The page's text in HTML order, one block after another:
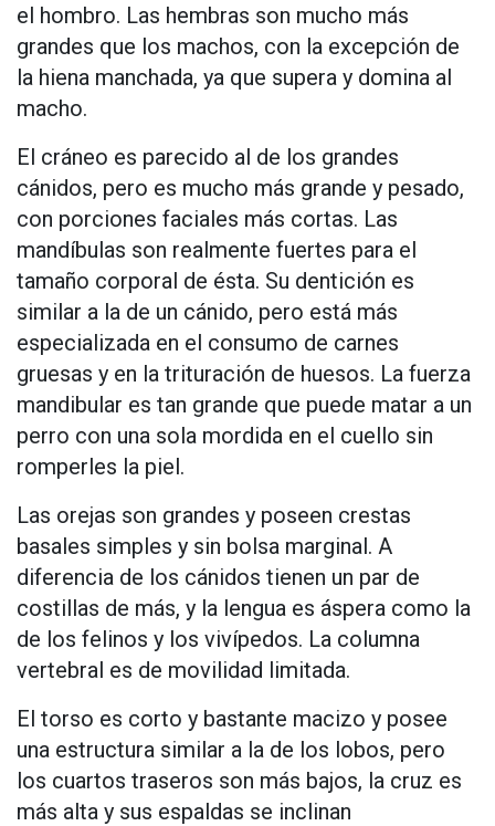
el hombro. Las hembras son mucho más
grandes que los machos, con la excepción de
la hiena manchada, ya que supera y domina al
macho.
El cráneo es parecido al de los grandes
cánidos, pero es mucho más grande y pesado,
con porciones faciales más cortas. Las
mandíbulas son realmente fuertes para el
tamaño corporal de ésta. Su dentición es
similar a la de un cánido, pero está más
especializada en el consumo de carnes
gruesas y en la trituración de huesos. La fuerza
mandibular es tan grande que puede matar a un
perro con una sola mordida en el cuello sin
romperles la piel.
Las orejas son grandes y poseen crestas
basales simples y sin bolsa marginal. A
diferencia de los cánidos tienen un par de
costillas de más, y la lengua es áspera como la
de los felinos y los vivípedos. La columna
vertebral es de movilidad limitada.
El torso es corto y bastante macizo y posee
una estructura similar a la de los lobos, pero
los cuartos traseros son más bajos, la cruz es
más alta y sus espaldas se inclinan